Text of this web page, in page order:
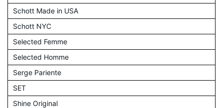
Schott Made in USA
Schott NYC
Selected Femme
Selected Homme
Serge Pariente
SET
Shine Original